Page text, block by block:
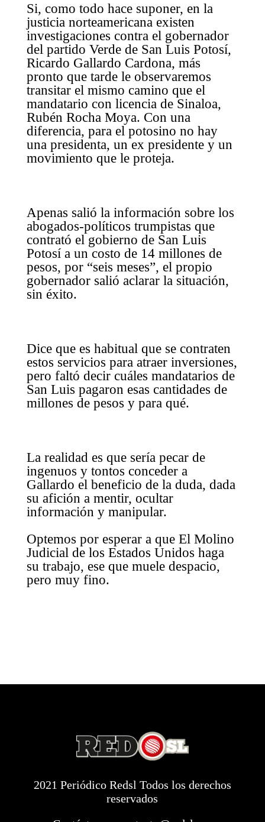
Si, como todo hace suponer, en la
justicia norteamericana existen
investigaciones contra el gobernador
del partido Verde de San Luis Potosí,
Ricardo Gallardo Cardona, más
pronto que tarde le observaremos
transitar el mismo camino que el
mandatario con licencia de Sinaloa,
Rubén Rocha Moya. Con una
diferencia, para el potosino no hay
una presidenta, un ex presidente y un
movimiento que le proteja.
Apenas salió la información sobre los
abogados-políticos trumpistas que
contrató el gobierno de San Luis
Potosí a un costo de 14 millones de
pesos, por “seis meses”, el propio
gobernador salió aclarar la situación,
sin éxito.
Dice que es habitual que se contraten
estos servicios para atraer inversiones,
pero faltó decir cuáles mandatarios de
San Luis pagaron esas cantidades de
millones de pesos y para qué.
La realidad es que sería pecar de
ingenuos y tontos conceder a
Gallardo el beneficio de la duda, dada
su afición a mentir, ocultar
información y manipular.
Optemos por esperar a que El Molino
Judicial de los Estados Unidos haga
su trabajo, ese que muele despacio,
pero muy fino.
2021 Periódico Redsl Todos los derechos
reservados